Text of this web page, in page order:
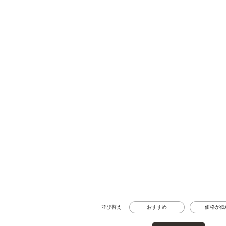
並び替え おすすめ 価格が低